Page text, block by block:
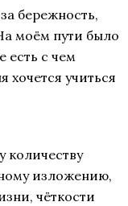
бережность,
моём пути было
есть с чем
хочется учиться
количеству
изложению,
чёткости